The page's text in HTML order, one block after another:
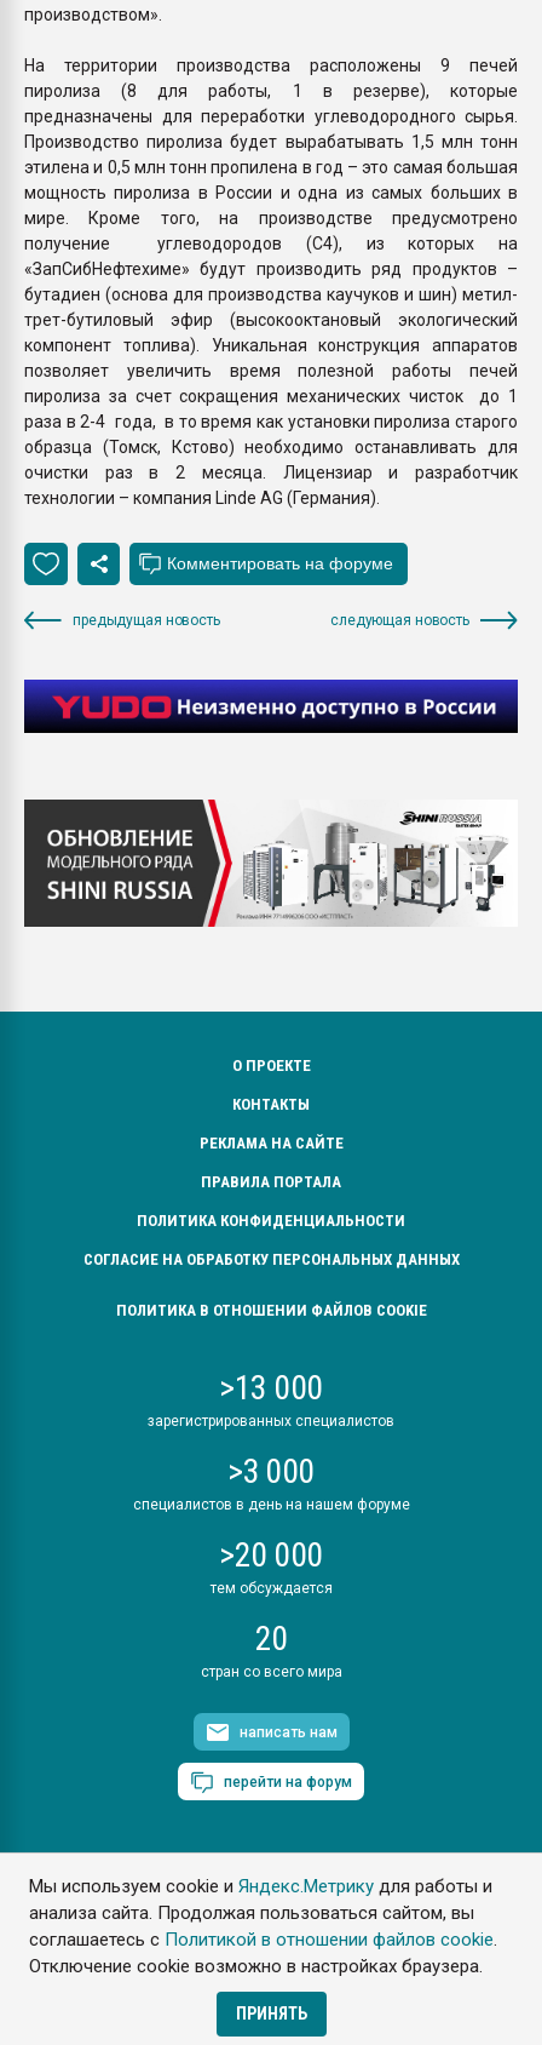
Мы используем cookie иЯндекс.Метрику для работы и
анализа сайта. Продолжая пользоваться сайтом, вы
соглашаетесь с Политикой в отношении файлов cookie.
Отключение cookie возможно в настройках браузера.
ПРИНЯТЬ
производством».
На территории производства расположены 9 печей
пиролиза (8 для работы, 1 в резерве), которые
предназначены для переработки углеводородного сырья.
Производство пиролиза будет вырабатывать 1,5 млн тонн
этилена и 0,5 млн тонн пропилена в год – это самая большая
мощность пиролиза в России и одна из самых больших в
мире. Кроме того, на производстве предусмотрено
получение углеводородов (С4), из которых на
«ЗапСибНефтехиме» будут производить ряд продуктов –
бутадиен (основа для производства каучуков и шин) метил-
трет-бутиловый эфир (высокооктановый экологический
компонент топлива). Уникальная конструкция аппаратов
позволяет увеличить время полезной работы печей
пиролиза за счет сокращения механических чисток до 1
раза в 2-4 года, в то время как установки пиролиза старого
образца (Томск, Кстово) необходимо останавливать для
очистки раз в 2 месяца. Лицензиар и разработчик
технологии – компания Linde AG (Германия).
предыдущая новость следующая новость
О ПРОЕКТЕ
КОНТАКТЫ
РЕКЛАМА НА САЙТЕ
ПРАВИЛА ПОРТАЛА
ПОЛИТИКА КОНФИДЕНЦИАЛЬНОСТИ
СОГЛАСИЕ НА ОБРАБОТКУ ПЕРСОНАЛЬНЫХ ДАННЫХ
ПОЛИТИКА В ОТНОШЕНИИ ФАЙЛОВ COOKIE
>13 000
зарегистрированных специалистов
>3 000
специалистов в день на нашем форуме
>20 000
тем обсуждается
20
стран со всего мира
написать нам
перейти на форум
ПластЭксперт © 2006. Все права защищены
Разрешается копирование материалов сайта с обязательной
ссылкой на www.e-plastic.ru
Разработка сайта